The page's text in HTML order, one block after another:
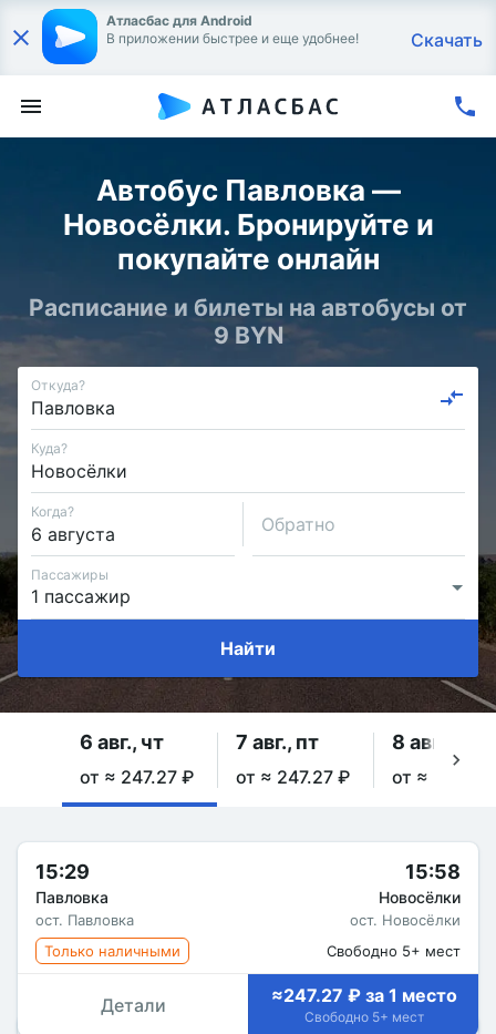
Атласбас для Android
В приложении быстрее и еще удобнее!
Скачать
Автобус Павловка —
Новосёлки. Бронируйте и
покупайте онлайн
Расписание и билеты на автобусы от
9 BYN
Откуда?
Куда?
Когда?
Обратно
Пассажиры
Найти
6 авг., чт
от ≈ 247.27 ₽
7 авг., пт
от ≈ 247.27 ₽
8 авг., сб
от ≈ 247.27
15:29
Павловка
ост. Павловка
15:58
Новосёлки
ост. Новосёлки
Только наличными
Свободно 5+ мест
Детали ≈247.27 ₽ за 1 место
Свободно 5+ мест